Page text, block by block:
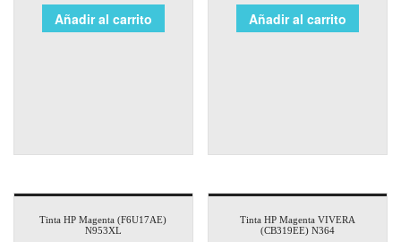
Añadir al carrito Añadir al carrito
Tinta HP Magenta (F6U17AE)
N953XL
Tinta HP Magenta VIVERA
(CB319EE) N364